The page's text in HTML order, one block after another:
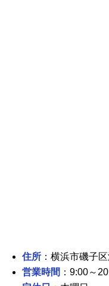
住所 ：横浜市磯子
営業時間 ：9:00～